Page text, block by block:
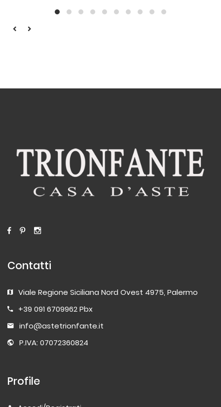
Contatti
Viale Regione Siciliana Nord Ovest 4975, Palermo
+39 091 6709962 Pbx
info@astetrionfante.it
P.IVA: 07072360824
Profile